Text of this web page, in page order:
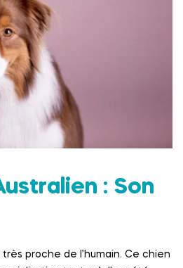
: Son
proche de l’humain. Ce chien